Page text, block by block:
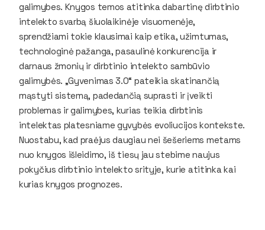
galimybes. Knygos temos atitinka dabartinę dirbtinio
intelekto svarbą šiuolaikinėje visuomenėje,
sprendžiami tokie klausimai kaip etika, užimtumas,
technologinė pažanga, pasaulinė konkurencija ir
darnaus žmonių ir dirbtinio intelekto sambūvio
galimybės. „Gyvenimas 3.0“ pateikia skatinančią
mąstyti sistemą, padedančią suprasti ir įveikti
problemas ir galimybes, kurias teikia dirbtinis
intelektas platesniame gyvybės evoliucijos kontekste.
Nuostabu, kad praėjus daugiau nei šešeriems metams
nuo knygos išleidimo, iš tiesų jau stebime naujus
pokyčius dirbtinio intelekto srityje, kurie atitinka kai
kurias knygos prognozes.